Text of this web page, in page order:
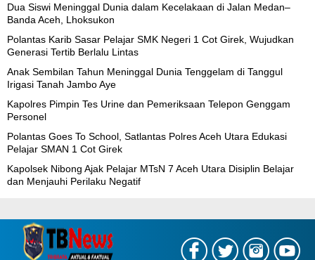
Dua Siswi Meninggal Dunia dalam Kecelakaan di Jalan Medan–
Banda Aceh, Lhoksukon
Polantas Karib Sasar Pelajar SMK Negeri 1 Cot Girek, Wujudkan
Generasi Tertib Berlalu Lintas
Anak Sembilan Tahun Meninggal Dunia Tenggelam di Tanggul
Irigasi Tanah Jambo Aye
Kapolres Pimpin Tes Urine dan Pemeriksaan Telepon Genggam
Personel
Polantas Goes To School, Satlantas Polres Aceh Utara Edukasi
Pelajar SMAN 1 Cot Girek
Kapolsek Nibong Ajak Pelajar MTsN 7 Aceh Utara Disiplin Belajar
dan Menjauhi Perilaku Negatif